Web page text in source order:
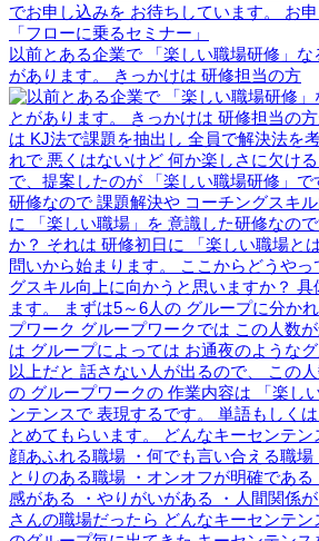
以前とある企業で 「楽しい職場研修」な
があります。 きっかけは 研修担当の方